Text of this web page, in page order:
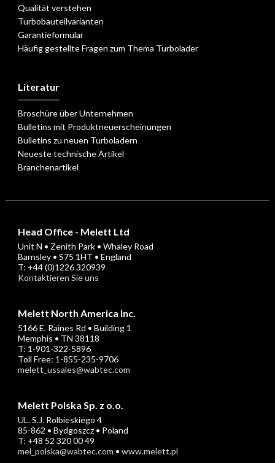
Qualität verstehen
Turbobauteilvarianten
Garantieformular
Häufig gestellte Fragen zum Thema Turbolader
Literatur
Broschüre über Unternehmen
Bulletins mit Produktneuerscheinungen
Bulletins zu neuen Turboladern
Neueste technische Artikel
Branchenartikel
Head Office - Melett Ltd
Unit N • Zenith Park • Whaley Road
Barnsley • S75 1HT • England
T: +44 (0)1226 320939
Kontaktieren Sie uns
Melett North America Inc.
5166 E. Raines Rd • Building 1
Memphis • TN 38118
T: 1-901-322-5896
Toll Free: 1-855-235-9706
melett_ussales@wabtec.com
Melett Polska Sp. z o.o.
UL. S.J. Rolbieskiego 4
85-862 • Bydgoszcz • Poland
T: +48 52 320 00 49
mel_polska@wabtec.com • www.melett.pl